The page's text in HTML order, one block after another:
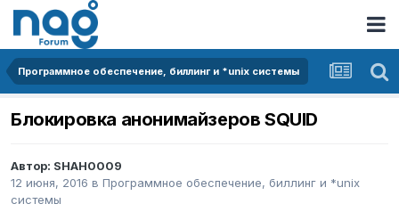
Программное обеспечение, биллинг и *unix системы
Блокировка анонимайзеров SQUID
Автор: SHAH0009
12 июня, 2016 в Программное обеспечение, биллинг и *unix
системы